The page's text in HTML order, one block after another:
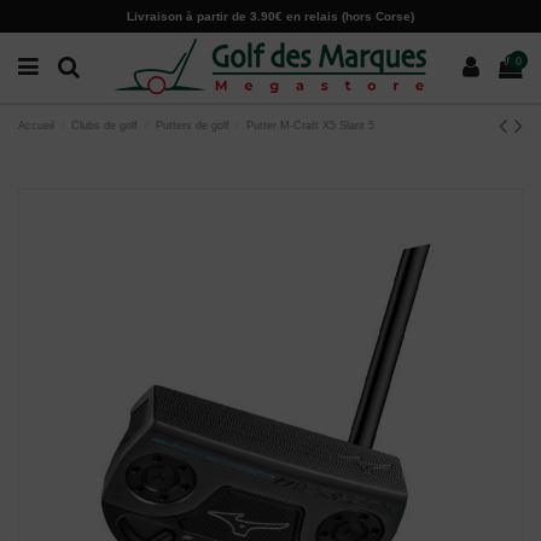
Livraison à partir de 3.90€ en relais (hors Corse)
0
Accueil Clubs de golf Putters de golf Putter M-Craft X5 Slant 5
Paramètres des cookies